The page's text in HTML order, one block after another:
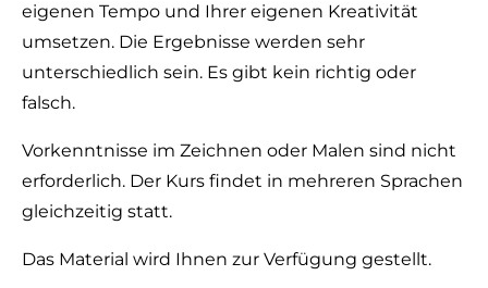
eigenen Tempo und Ihrer eigenen Kreativität
umsetzen. Die Ergebnisse werden sehr
unterschiedlich sein. Es gibt kein richtig oder
falsch.
Vorkenntnisse im Zeichnen oder Malen sind nicht
erforderlich. Der Kurs findet in mehreren Sprachen
gleichzeitig statt.
Das Material wird Ihnen zur Verfügung gestellt.